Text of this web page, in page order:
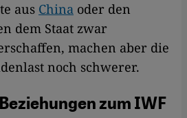
aus China oder den
dem Staat zwar
machen aber die
noch schwerer.
zum IWF